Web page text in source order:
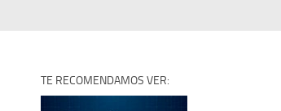
TE RECOMENDAMOS VER: